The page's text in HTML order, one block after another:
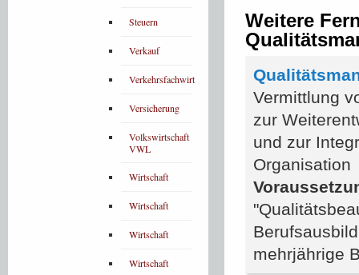
Weitere
Vermittlung
zur
und zur
Organisation
mehrjährige
Steuern
Verkauf
Verkehrsfachwirt
Versicherung
Volkswirtschaft
VWL
Wirtschaft
Wirtschaft
Wirtschaft
Wirtschaft